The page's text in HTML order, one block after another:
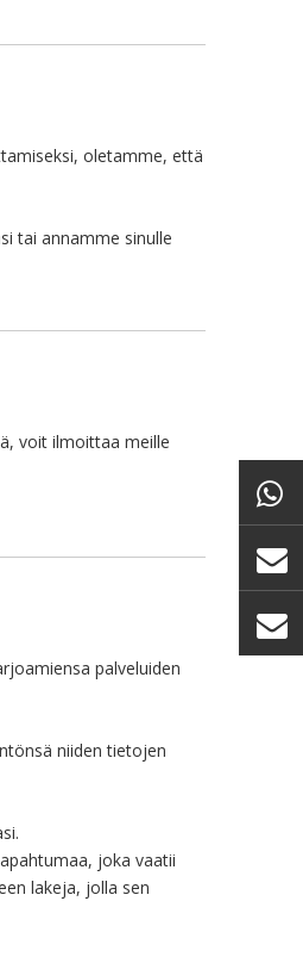
oletamme, että
tai annamme sinulle
voit ilmoittaa meille
palveluiden
niiden tietojen
joka vaatii
lakeja, jolla sen